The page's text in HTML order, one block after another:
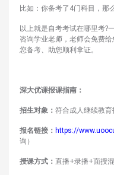
比如：你备考了4门科目，那
以上就是自考考试在哪里考?
咨询学业老师，老师会免费
您备考、助您顺利拿证。
深大优课报课指南：
招生对象： 符合成人继续教
报名链接： https://
询）
授课方式： 直播+录播+面授